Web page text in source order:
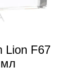
Lion F67